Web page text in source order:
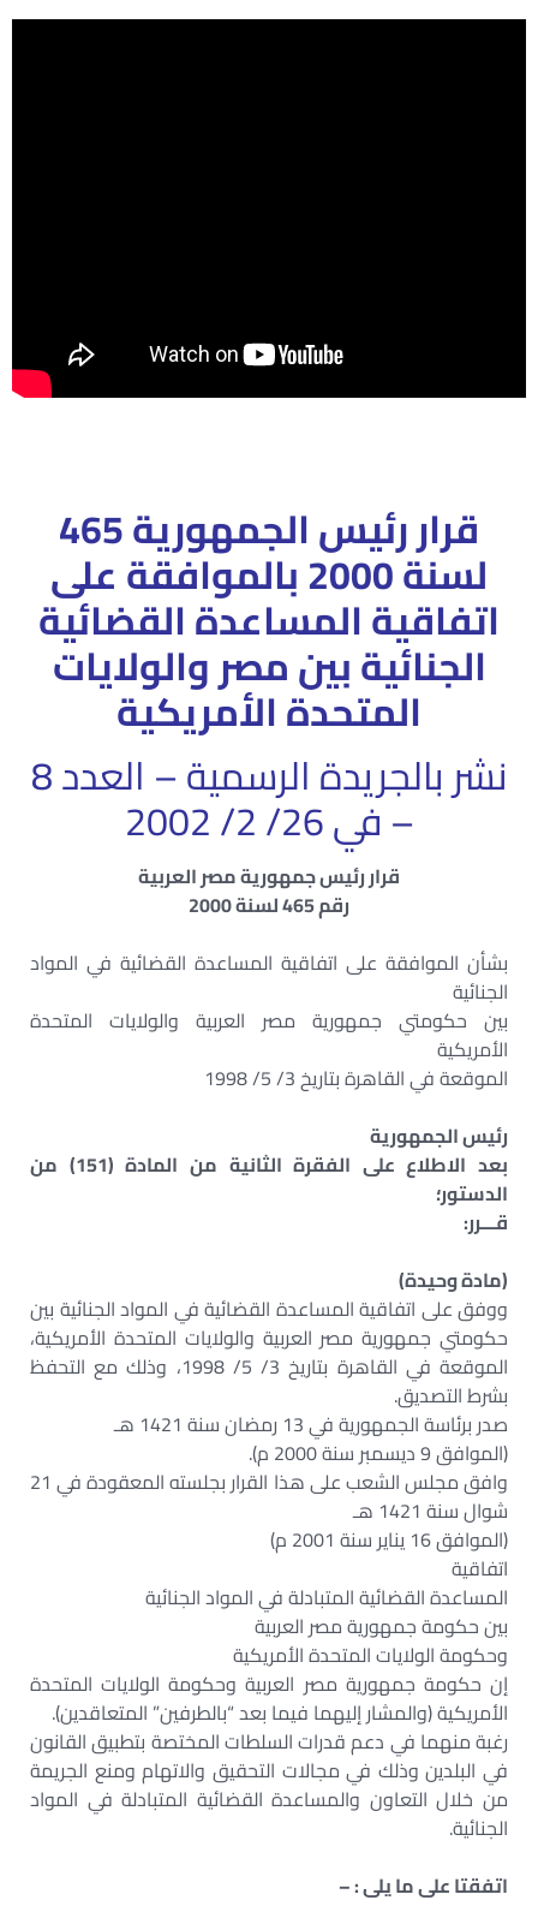
قرار رئيس الجمهورية 465
لسنة 2000 بالموافقة على
اتفاقية المساعدة القضائية
الجنائية بين مصر والولايات
المتحدة الأمريكية
نشر بالجريدة الرسمية – العدد 8
– في 26/ 2/ 2002
قرار رئيس جمهورية مصر العربية
رقم 465 لسنة 2000
بشأن الموافقة على اتفاقية المساعدة القضائية في المواد
الجنائية
بين حكومتي جمهورية مصر العربية والولايات المتحدة
الأمريكية
الموقعة في القاهرة بتاريخ 3/ 5/ 1998
رئيس الجمهورية
بعد الاطلاع على الفقرة الثانية من المادة (151) من
الدستور؛
قـــرر:
(مادة وحيدة)
ووفق على اتفاقية المساعدة القضائية في المواد الجنائية بين
حكومتي جمهورية مصر العربية والولايات المتحدة الأمريكية،
الموقعة في القاهرة بتاريخ 3/ 5/ 1998، وذلك مع التحفظ
بشرط التصديق.
صدر برئاسة الجمهورية في 13 رمضان سنة 1421 هـ
(الموافق 9 ديسمبر سنة 2000 م).
وافق مجلس الشعب على هذا القرار بجلسته المعقودة في 21
شوال سنة 1421 هـ
(الموافق 16 يناير سنة 2001 م)
اتفاقية
المساعدة القضائية المتبادلة في المواد الجنائية
بين حكومة جمهورية مصر العربية
وحكومة الولايات المتحدة الأمريكية
إن حكومة جمهورية مصر العربية وحكومة الولايات المتحدة
الأمريكية (والمشار إليهما فيما بعد “بالطرفين” المتعاقدين).
رغبة منهما في دعم قدرات السلطات المختصة بتطبيق القانون
في البلدين وذلك في مجالات التحقيق والاتهام ومنع الجريمة
من خلال التعاون والمساعدة القضائية المتبادلة في المواد
الجنائية.
اتفقتا على ما يلى : –